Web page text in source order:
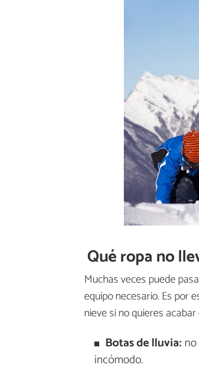
Qué ropa no
Muchas veces puede
equipo necesario. Es por
nieve si no quieres
Botas de lluvia:no
incómodo.